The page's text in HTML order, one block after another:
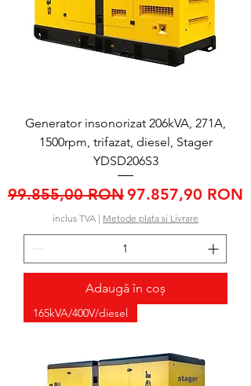
Generator insonorizat 206kVA, 271A,
1500rpm, trifazat, diesel, Stager
YDSD206S3
Preț normal
99.855,00 RONPreț redus
97.857,90 RON
inclus TVA | Metode plata si Livrare
Adaugă în coș
165kVA/400V/diesel